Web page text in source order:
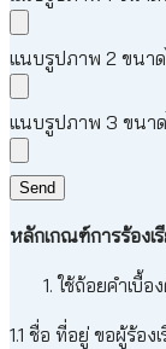
แนบรูปภาพ 2 ขนา
แนบรูปภาพ 3 ขนา
หลักเกณฑ์การร้องเ
ใช้ถ้อยคำเบื้
1.1 ชื่อ ที่อยู่ ขอผู้ร้อง